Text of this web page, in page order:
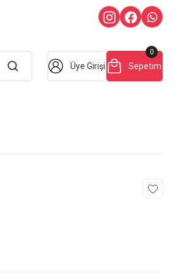
Üye Girişi Sepetim
0